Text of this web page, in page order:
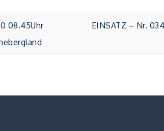
08.45Uhr
EINSATZ – Nr.